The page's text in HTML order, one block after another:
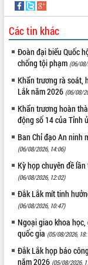
Hội thảo góp ý hồ sơ điều
hoạch tỉnh Đắk Lắk thời
tầm nhìn đến năm 2050
Nâng cao hiệu quả hoạt
doanh nghiệp nhà nước
Hội nghị triển khai kết
truyền số liệu chuyên
quan Đảng, Nhà nước
Lễ phát động chuỗi hoạt
tay làm sạch môi trường
Xã Ea Kar bước chuyển
công tác cải cách hành
UBND tỉnh họp báo định
năm 2026
Hội thảo khoa học “Giải
phát triển nền kinh tế
Đắk Lắk”
Tăng cường giám sát, đôn
hiện nhiệm vụ quản lý tài
hàng tuần
Các tin khác
Đoàn đại biểu Quốc
chống tội phạm (06/
Khẩn trương rà soát,
Lắk năm 2026 (06/08/
Khẩn trương hoàn
động số 14 của Tỉnh
Ban Chỉ đạo An ninh
(06/08/2026, 14:06)
Kỳ họp chuyên đề
(06/08/2026, 12:02)
Đắk Lắk mít tinh
(06/08/2026, 10:47)
Ngoại giao khoa
quốc gia (05/08/2026,
Đắk Lắk họp báo
năm 2026 (05/08/2026,